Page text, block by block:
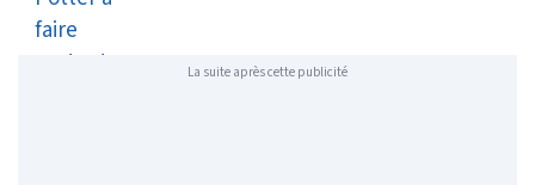
La suite après cette publicité